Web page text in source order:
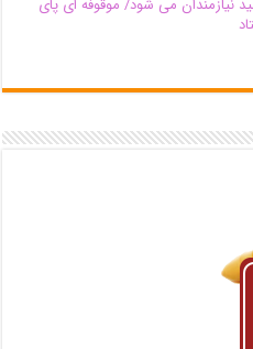
نیازمندان می شود/ موقوفه ای پای